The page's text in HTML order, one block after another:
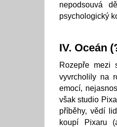
nepodsouvá
psychologický
IV. Oceán
Rozepře mezi
vyvrcholily na
emocí,
však studio
příběhy, vědí
koupí Pixaru